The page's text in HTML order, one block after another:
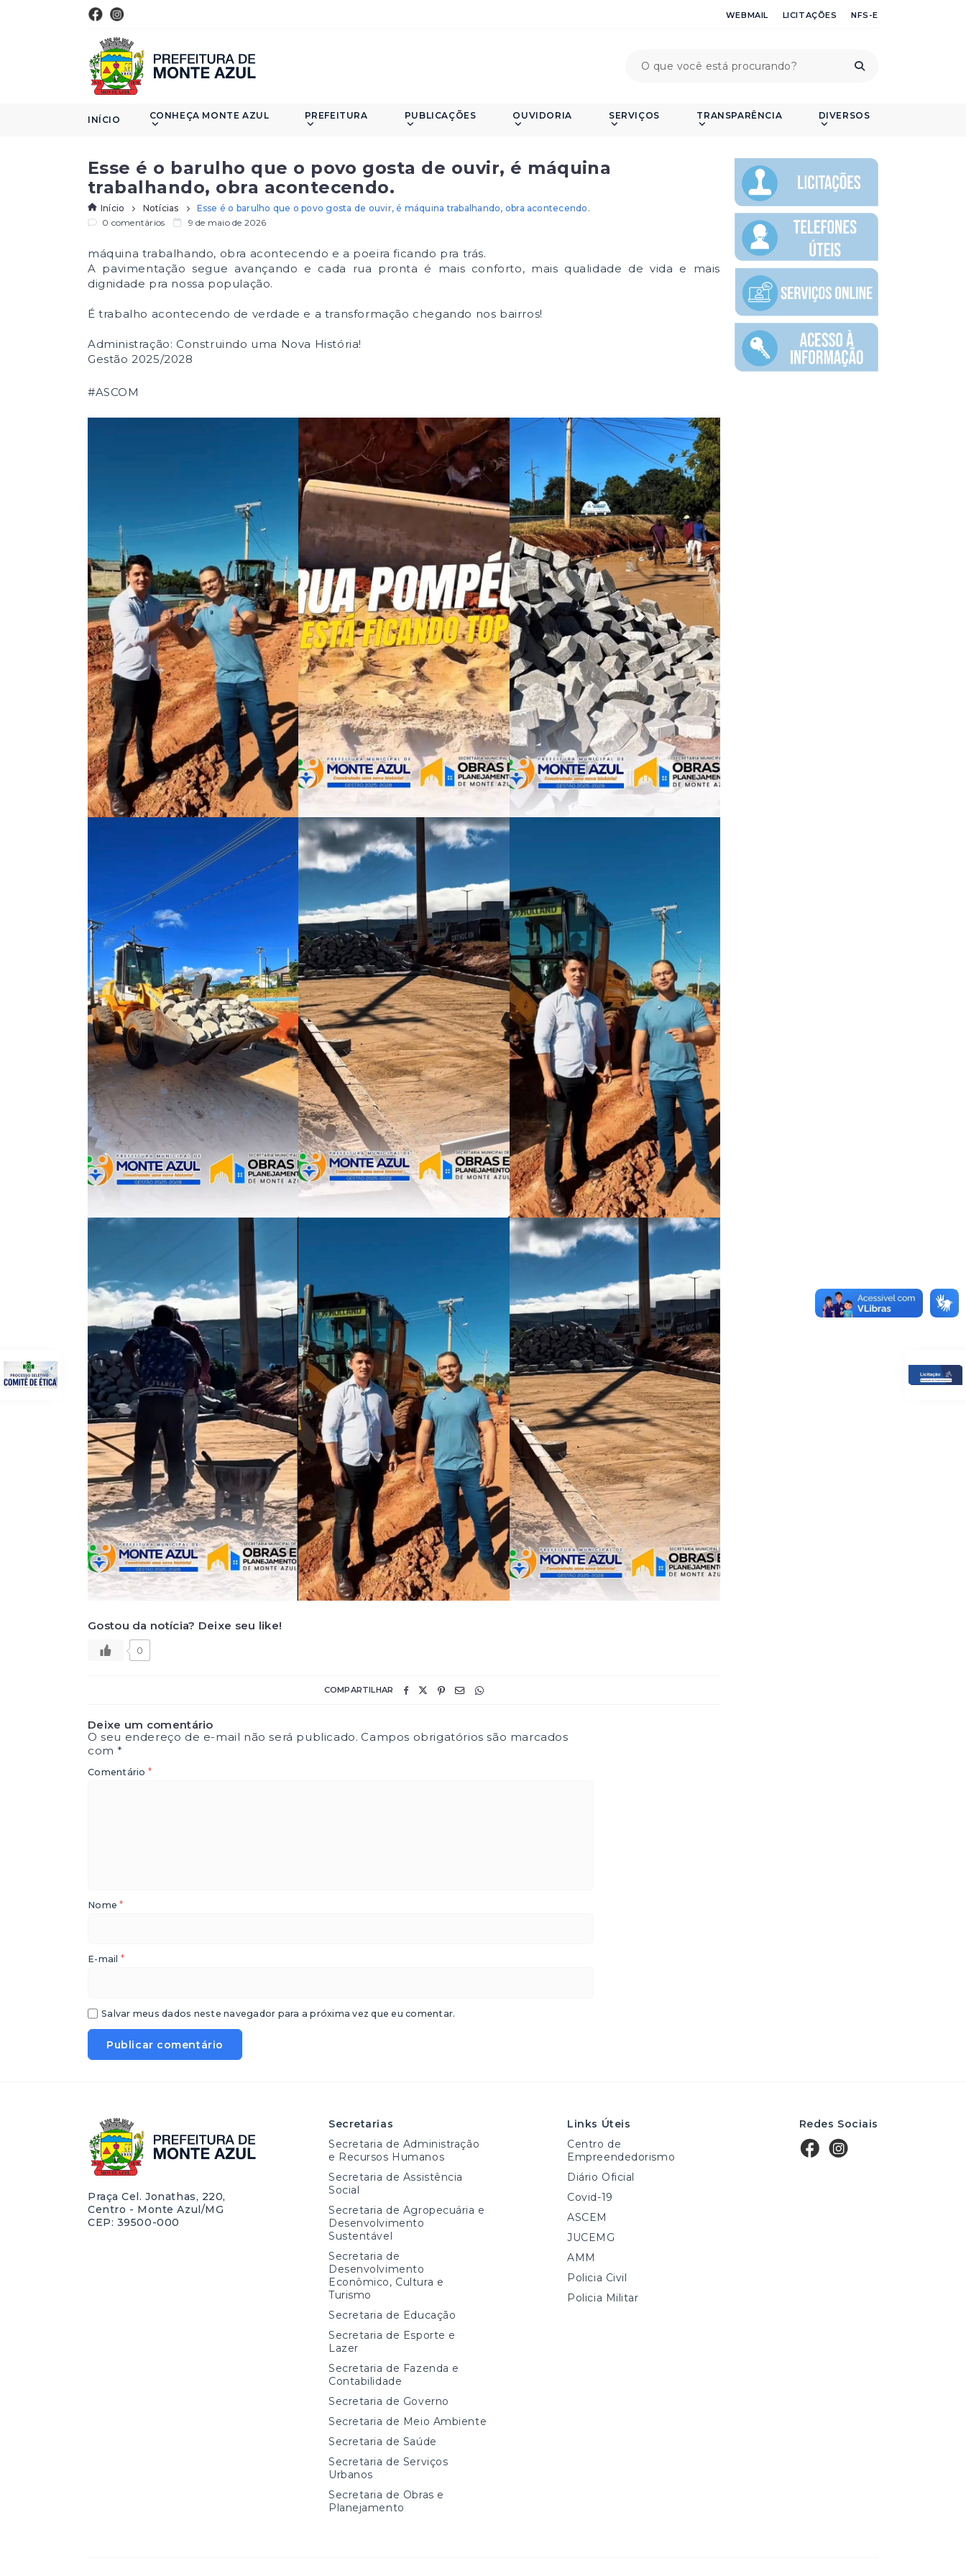
WEBMAIL LICITAÇÕES NFS-E
INÍCIO CONHEÇA MONTE AZUL PREFEITURA PUBLICAÇÕES OUVIDORIA SERVIÇOS TRANSPARÊNCIA DIVERSOS
Esse é o barulho que o povo gosta de ouvir, é máquina
trabalhando, obra acontecendo.
Início Notícias
Esse é o barulho que o povo gosta de ouvir, é máquina trabalhando, obra acontecendo.
0 comentários
9 de maio de 2026
máquina trabalhando, obra acontecendo e a poeira ficando pra trás.
A pavimentação segue avançando e cada rua pronta é mais conforto, mais qualidade de vida e mais
dignidade pra nossa população.
É trabalho acontecendo de verdade e a transformação chegando nos bairros!
Administração: Construindo uma Nova História!
Gestão 2025/2028
#ASCOM
Gostou da notícia? Deixe seu like!
0
COMPARTILHAR
Deixe um comentário
O seu endereço de e-mail não será publicado. Campos obrigatórios são marcados
com*
Comentário *
Nome*
E-mail *
Salvar meus dados neste navegador para a próxima vez que eu comentar.
Praça Cel. Jonathas, 220,
Centro - Monte Azul/MG
CEP: 39500-000
Secretarias
Secretaria de Administração
e Recursos Humanos
Secretaria de Assistência
Social
Secretaria de Agropecuária e
Desenvolvimento
Sustentável
Secretaria de
Desenvolvimento
Econômico, Cultura e
Turismo
Secretaria de Educação
Secretaria de Esporte e
Lazer
Secretaria de Fazenda e
Contabilidade
Secretaria de Governo
Secretaria de Meio Ambiente
Secretaria de Saúde
Secretaria de Serviços
Urbanos
Secretaria de Obras e
Planejamento
Links Úteis
Centro de
Empreendedorismo
Diário Oficial
Covid-19
ASCEM
JUCEMG
AMM
Policia Civil
Policia Militar
Redes Sociais